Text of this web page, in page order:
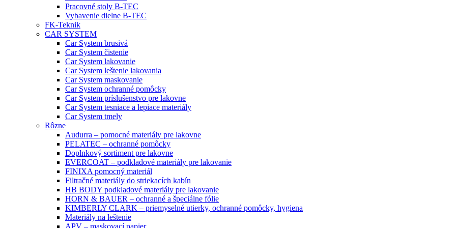
Pracovné stoly B-TEC
Vybavenie dielne B-TEC
FK-Teknik
CAR SYSTEM
Car System brusivá
Car System čistenie
Car System lakovanie
Car System leštenie lakovania
Car System maskovanie
Car System ochranné pomôcky
Car System príslušenstvo pre lakovne
Car System tesniace a lepiace materiály
Car System tmely
Rôzne
Audurra – pomocné materiály pre lakovne
PELATEC – ochranné pomôcky
Doplnkový sortiment pre lakovne
EVERCOAT – podkladové materiály pre lakovanie
FINIXA pomocný materiál
Filtračné materiály do striekacích kabín
HB BODY podkladové materiály pre lakovanie
HORN & BAUER – ochranné a špeciálne fólie
KIMBERLY CLARK – priemyselné utierky, ochranné pomôcky, hygiena
Materiály na leštenie
APV – maskovací papier